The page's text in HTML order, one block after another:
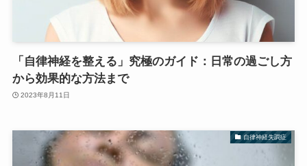
「自律神経を整える」究極のガイド：日常の過ごし方
から効果的な方法まで
2023年8月11日
自律神経失調症